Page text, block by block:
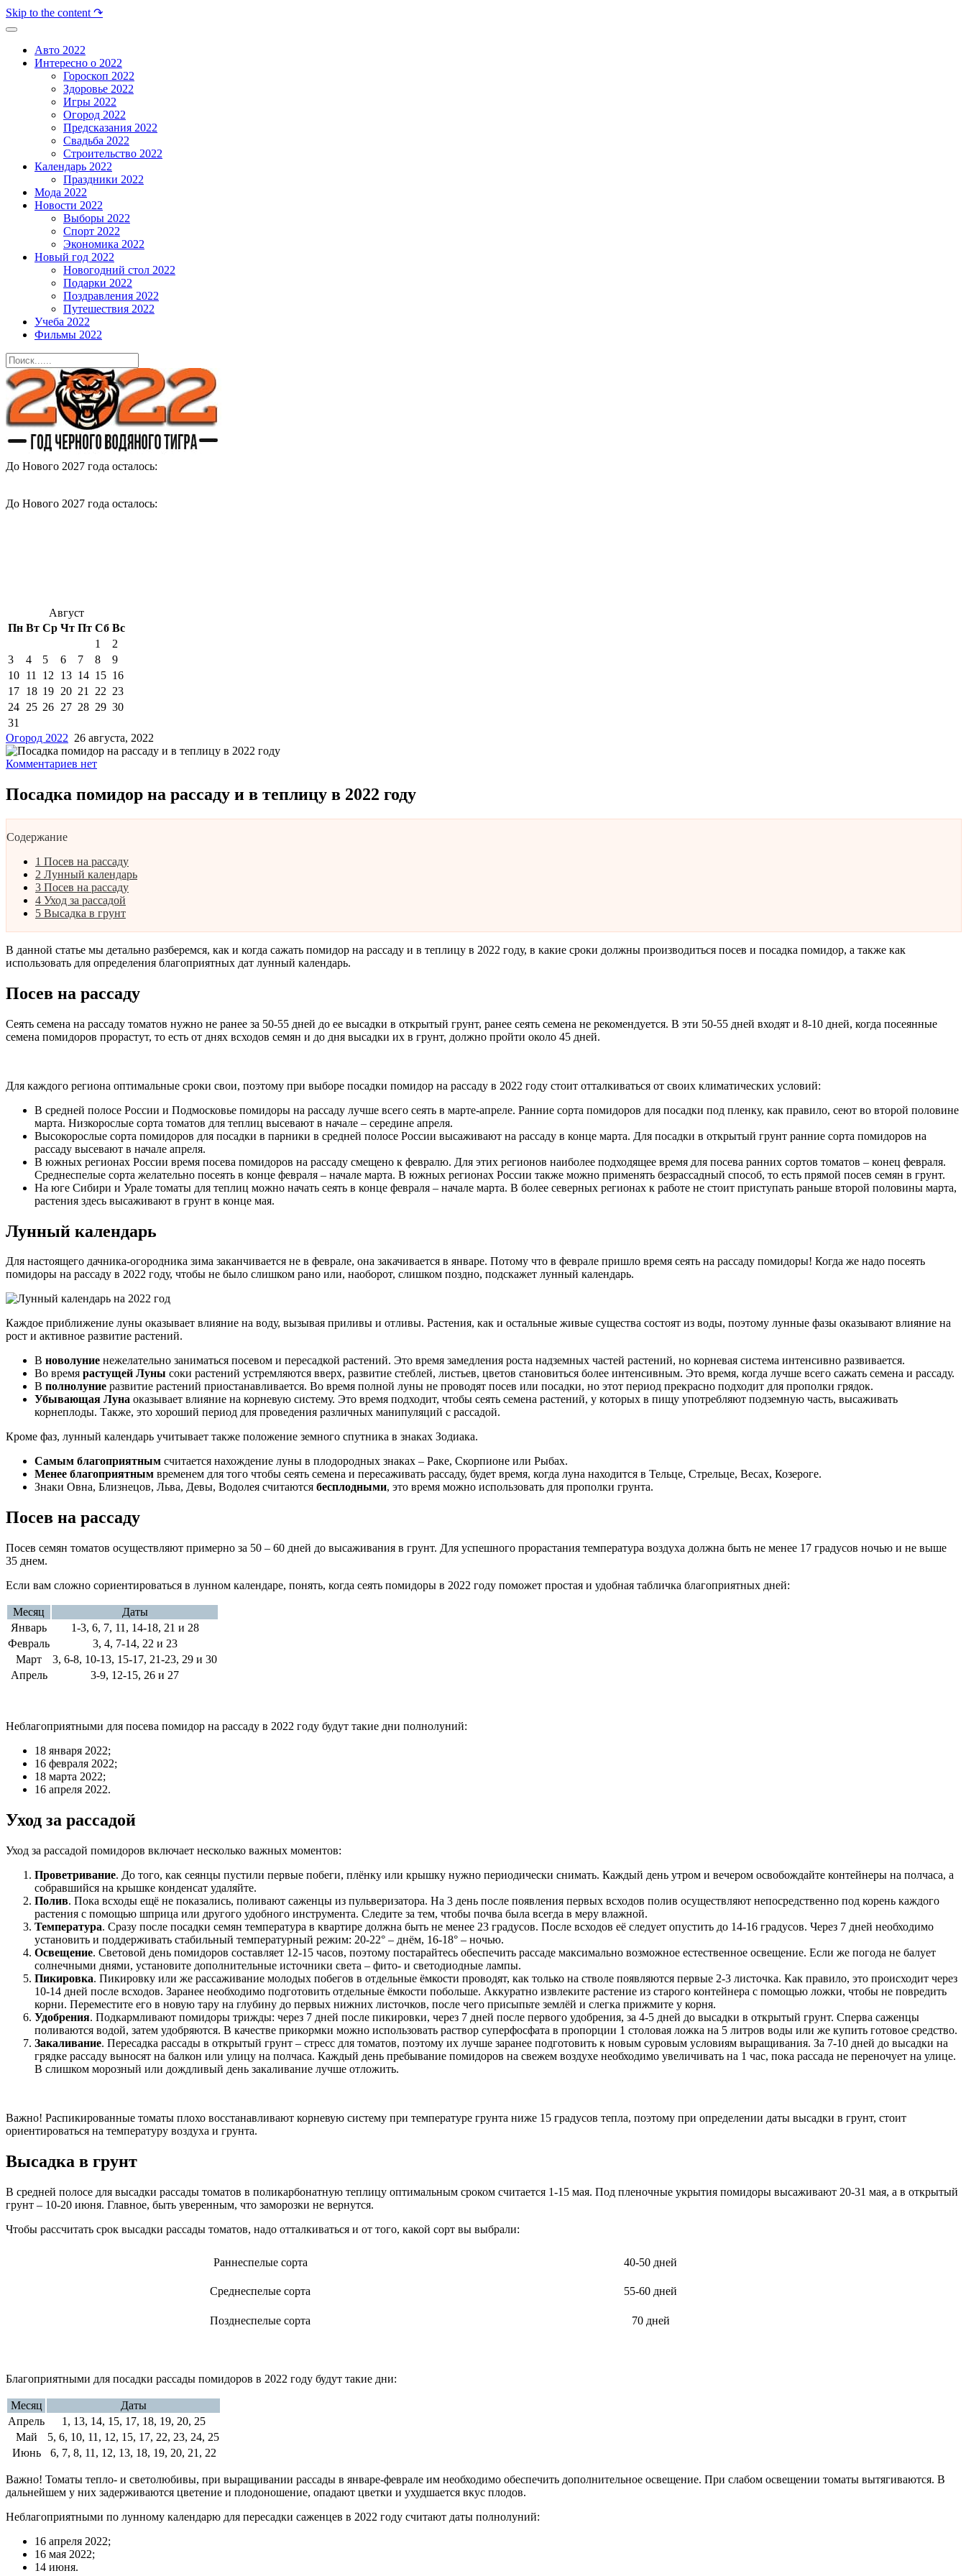
Skip to the content ↷
Авто 2022
Интересно о 2022
Гороскоп 2022
Здоровье 2022
Игры 2022
Огород 2022
Предсказания 2022
Свадьба 2022
Строительство 2022
Календарь 2022
Праздники 2022
Мода 2022
Новости 2022
Выборы 2022
Спорт 2022
Экономика 2022
Новый год 2022
Новогодний стол 2022
Подарки 2022
Поздравления 2022
Путешествия 2022
Учеба 2022
Фильмы 2022
До Нового 2027 года осталось:
До Нового 2027 года осталось:
Август
Пн Вт Ср Чт Пт Сб Вс
1
2
3
4 5 6 7 8
9
10 11 12 13 14 15 16
17 18 19 20 21 22 23
24 25 26 27 28 29 30
31
Огород 2022 26 августа, 2022
Комментариев нет
Посадка помидор на рассаду и в теплицу в 2022 году
Содержание
1 Посев на рассаду
2 Лунный календарь
3 Посев на рассаду
4 Уход за рассадой
5 Высадка в грунт
В данной статье мы детально разберемся, как и когда сажать помидор на рассаду и в теплицу в 2022 году, в какие сроки должны производиться посев и посадка помидор, а также как
использовать для определения благоприятных дат лунный календарь.
Посев на рассаду
Сеять семена на рассаду томатов нужно не ранее за 50-55 дней до ее высадки в открытый грунт, ранее сеять семена не рекомендуется. В эти 50-55 дней входят и 8-10 дней, когда посеянные
семена помидоров прорастут, то есть от днях всходов семян и до дня высадки их в грунт, должно пройти около 45 дней.
Для каждого региона оптимальные сроки свои, поэтому при выборе посадки помидор на рассаду в 2022 году стоит отталкиваться от своих климатических условий:
В средней полосе России и Подмосковье помидоры на рассаду лучше всего сеять в марте-апреле. Ранние сорта помидоров для посадки под пленку, как правило, сеют во второй половине
марта. Низкорослые сорта томатов для теплиц высевают в начале – середине апреля.
Высокорослые сорта помидоров для посадки в парники в средней полосе России высаживают на рассаду в конце марта. Для посадки в открытый грунт ранние сорта помидоров на
рассаду высевают в начале апреля.
В южных регионах России время посева помидоров на рассаду смещено к февралю. Для этих регионов наиболее подходящее время для посева ранних сортов томатов – конец февраля.
Среднеспелые сорта желательно посеять в конце февраля – начале марта. В южных регионах России также можно применять безрассадный способ, то есть прямой посев семян в грунт.
На юге Сибири и Урале томаты для теплиц можно начать сеять в конце февраля – начале марта. В более cеверных регионах к работе не стоит приступать раньше второй половины марта,
растения здесь высаживают в грунт в конце мая.
Лунный календарь
Для настоящего дачника-огородника зима заканчивается не в феврале, она закачивается в январе. Потому что в феврале пришло время сеять на рассаду помидоры! Когда же надо посеять
помидоры на рассаду в 2022 году, чтобы не было слишком рано или, наоборот, слишком поздно, подскажет лунный календарь.
Каждое приближение луны оказывает влияние на воду, вызывая приливы и отливы. Растения, как и остальные живые существа состоят из воды, поэтому лунные фазы оказывают влияние на
рост и активное развитие растений.
В новолуние нежелательно заниматься посевом и пересадкой растений. Это время замедления роста надземных частей растений, но корневая система интенсивно развивается.
Во время растущей Луны соки растений устремляются вверх, развитие стеблей, листьев, цветов становиться более интенсивным. Это время, когда лучше всего сажать семена и рассаду.
В полнолуние развитие растений приостанавливается. Во время полной луны не проводят посев или посадки, но этот период прекрасно подходит для прополки грядок.
Убывающая Луна оказывает влияние на корневую систему. Это время подходит, чтобы сеять семена растений, у которых в пищу употребляют подземную часть, высаживать
корнеплоды. Также, это хороший период для проведения различных манипуляций с рассадой.
Кроме фаз, лунный календарь учитывает также положение земного спутника в знаках Зодиака.
Самым благоприятным считается нахождение луны в плодородных знаках – Раке, Скорпионе или Рыбах.
Менее благоприятным временем для того чтобы сеять семена и пересаживать рассаду, будет время, когда луна находится в Тельце, Стрельце, Весах, Козероге.
Знаки Овна, Близнецов, Льва, Девы, Водолея считаются бесплодными, это время можно использовать для прополки грунта.
Посев на рассаду
Посев семян томатов осуществляют примерно за 50 – 60 дней до высаживания в грунт. Для успешного прорастания температура воздуха должна быть не менее 17 градусов ночью и не выше
35 днем.
Если вам сложно сориентироваться в лунном календаре, понять, когда сеять помидоры в 2022 году поможет простая и удобная табличка благоприятных дней:
Месяц
Даты
Январь
1-3, 6, 7, 11, 14-18, 21 и 28
Февраль
3, 4, 7-14, 22 и 23
Март
3, 6-8, 10-13, 15-17, 21-23, 29 и 30
Апрель
3-9, 12-15, 26 и 27
Неблагоприятными для посева помидор на рассаду в 2022 году будут такие дни полнолуний:
18 января 2022;
16 февраля 2022;
18 марта 2022;
16 апреля 2022.
Уход за рассадой
Уход за рассадой помидоров включает несколько важных моментов:
Проветривание. До того, как сеянцы пустили первые побеги, плёнку или крышку нужно периодически снимать. Каждый день утром и вечером освобождайте контейнеры на полчаса, а
собравшийся на крышке конденсат удаляйте.
Полив. Пока всходы ещё не показались, поливают саженцы из пульверизатора. На 3 день после появления первых всходов полив осуществляют непосредственно под корень каждого
растения с помощью шприца или другого удобного инструмента. Следите за тем, чтобы почва была всегда в меру влажной.
Температура. Сразу после посадки семян температура в квартире должна быть не менее 23 градусов. После всходов её следует опустить до 14-16 градусов. Через 7 дней необходимо
установить и поддерживать стабильный температурный режим: 20-22° – днём, 16-18° – ночью.
Освещение. Световой день помидоров составляет 12-15 часов, поэтому постарайтесь обеспечить рассаде максимально возможное естественное освещение. Если же погода не балует
солнечными днями, установите дополнительные источники света – фито- и светодиодные лампы.
Пикировка. Пикировку или же рассаживание молодых побегов в отдельные ёмкости проводят, как только на стволе появляются первые 2-3 листочка. Как правило, это происходит через
10-14 дней после всходов. Заранее необходимо подготовить отдельные ёмкости побольше. Аккуратно извлеките растение из старого контейнера с помощью ложки, чтобы не повредить
корни. Переместите его в новую тару на глубину до первых нижних листочков, после чего присыпьте землёй и слегка прижмите у корня.
Удобрения. Подкармливают помидоры трижды: через 7 дней после пикировки, через 7 дней после первого удобрения, за 4-5 дней до высадки в открытый грунт. Сперва саженцы
поливаются водой, затем удобряются. В качестве прикормки можно использовать раствор суперфосфата в пропорции 1 столовая ложка на 5 литров воды или же купить готовое средство.
Закаливание. Пересадка рассады в открытый грунт – стресс для томатов, поэтому их лучше заранее подготовить к новым суровым условиям выращивания. За 7-10 дней до высадки на
грядке рассаду выносят на балкон или улицу на полчаса. Каждый день пребывание помидоров на свежем воздухе необходимо увеличивать на 1 час, пока рассада не переночует на улице.
В слишком морозный или дождливый день закаливание лучше отложить.
Важно! Распикированные томаты плохо восстанавливают корневую систему при температуре грунта ниже 15 градусов тепла, поэтому при определении даты высадки в грунт, стоит
ориентироваться на температуру воздуха и грунта.
Высадка в грунт
В средней полосе для высадки рассады томатов в поликарбонатную теплицу оптимальным сроком считается 1-15 мая. Под пленочные укрытия помидоры высаживают 20-31 мая, а в открытый
грунт – 10-20 июня. Главное, быть уверенным, что заморозки не вернутся.
Чтобы рассчитать срок высадки рассады томатов, надо отталкиваться и от того, какой сорт вы выбрали:
Раннеспелые сорта 40-50 дней
Среднеспелые сорта 55-60 дней
Позднеспелые сорта 70 дней
Благоприятными для посадки рассады помидоров в 2022 году будут такие дни:
Месяц
Даты
Апрель
1, 13, 14, 15, 17, 18, 19, 20, 25
Май
5, 6, 10, 11, 12, 15, 17, 22, 23, 24, 25
Июнь
6, 7, 8, 11, 12, 13, 18, 19, 20, 21, 22
Важно! Томаты тепло- и светолюбивы, при выращивании рассады в январе-феврале им необходимо обеспечить дополнительное освещение. При слабом освещении томаты вытягиваются. В
дальнейшем у них задерживаются цветение и плодоношение, опадают цветки и ухудшается вкус плодов.
Неблагоприятными по лунному календарю для пересадки саженцев в 2022 году считают даты полнолуний:
16 апреля 2022;
16 мая 2022;
14 июня.